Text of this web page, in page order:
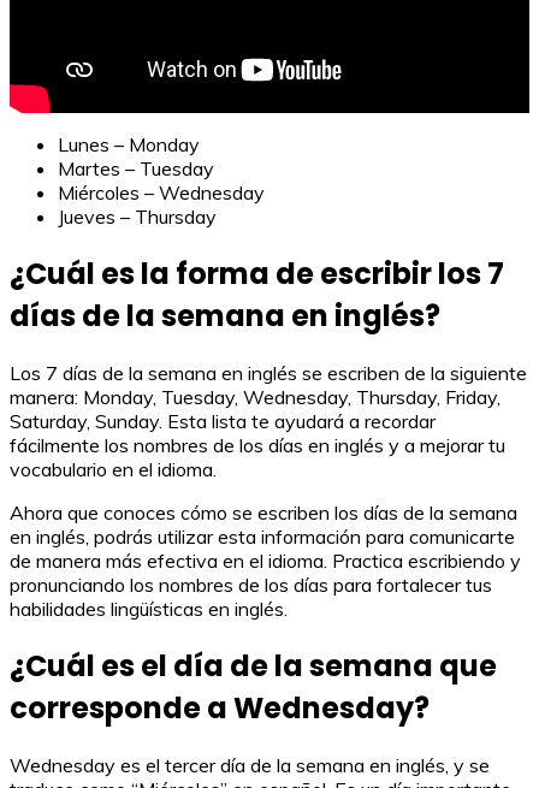
Lunes – Monday
Martes – Tuesday
Miércoles – Wednesday
Jueves – Thursday
¿Cuál es la forma de escribir los 7
días de la semana en inglés?
Los 7 días de la semana en inglés se escriben de la siguiente
manera: Monday, Tuesday, Wednesday, Thursday, Friday,
Saturday, Sunday. Esta lista te ayudará a recordar
fácilmente los nombres de los días en inglés y a mejorar tu
vocabulario en el idioma.
Ahora que conoces cómo se escriben los días de la semana
en inglés, podrás utilizar esta información para comunicarte
de manera más efectiva en el idioma. Practica escribiendo y
pronunciando los nombres de los días para fortalecer tus
habilidades lingüísticas en inglés.
¿Cuál es el día de la semana que
corresponde a Wednesday?
Wednesday es el tercer día de la semana en inglés, y se